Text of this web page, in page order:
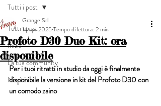
Tutti i post
Inizia
La tua community
Novità
Tutti i post
Profoto D30 Duo Kit: ora
disponibile
Grange Srl
14 apr 2025 Tempo di lettura: 2 min
Per i tuoi ritratti in studio da oggi è finalmente
disponibile la versione in kit del Profoto D30 con
un comodo zaino